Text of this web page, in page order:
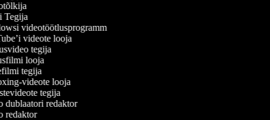
videotöötlusprogramm
videote looja
tegija
looja
tegija
videote looja
tegija
redaktor